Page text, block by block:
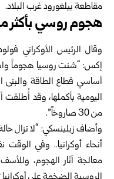
مقاطعة بيلغورود غرب البلاد.
هجوم روسي بأكثر من 650
وقال الرئيس الأوكراني
إكس: “شنت روسيا هجوماً
أساسي قطاع الطاقة والبنى
من 30 صاروخاً”.
وأضاف زيلينسكي: “لا تزال
أنحاء أوكرانيا.. وفي
معالجة آثار الهجوم،